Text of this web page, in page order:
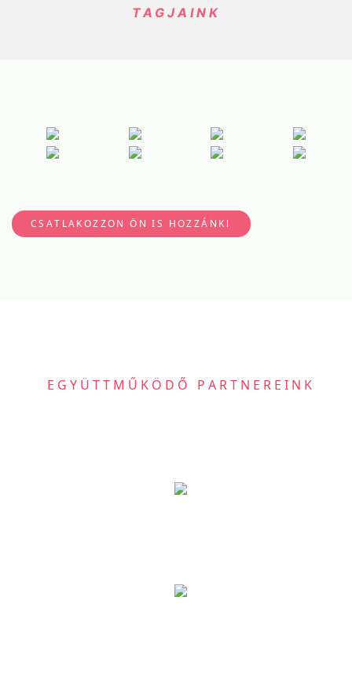
TAGJAINK
CSATLAKOZZON ÖN IS HOZZÁNK!
EGYÜTTMŰKÖDŐ PARTNEREINK